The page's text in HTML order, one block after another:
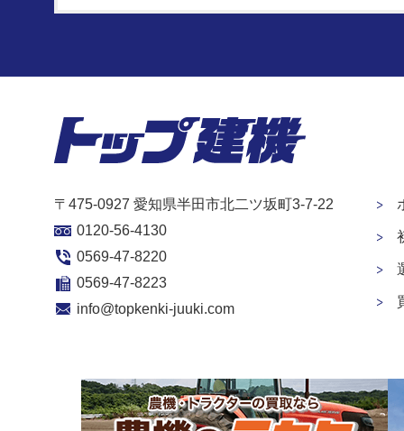
〒475-0927 愛知県半田市北二ツ坂町3-7-22
0120-56-4130
0569-47-8220
0569-47-8223
info@topkenki-juuki.com